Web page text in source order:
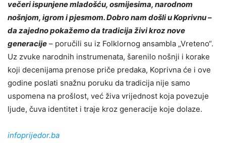
večeri ispunjene mladošću, osmijesima, narodnom
nošnjom, igrom i pjesmom. Dobro nam došli u Koprivnu –
da zajedno pokažemo da tradicija živi kroz nove
generacije – poručili su iz Folklornog ansambla „Vreteno“.
Uz zvuke narodnih instrumenata, šarenilo nošnji i korake
koji decenijama prenose priče predaka, Koprivna će i ove
godine poslati snažnu poruku da tradicija nije samo
uspomena na prošlost, već živa vrijednost koja povezuje
ljude, čuva identitet i traje kroz generacije koje dolaze.
infoprijedor.ba